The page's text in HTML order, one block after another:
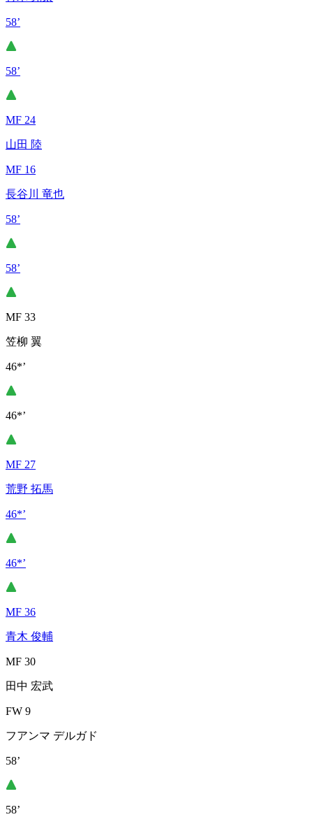
58’
58’
MF 24
山田 陸
MF 16
長谷川 竜也
58’
58’
MF 33
笠柳 翼
46*’
46*’
MF 27
荒野 拓馬
46*’
46*’
MF 36
青木 俊輔
MF 30
田中 宏武
FW 9
フアンマ デルガド
58’
58’